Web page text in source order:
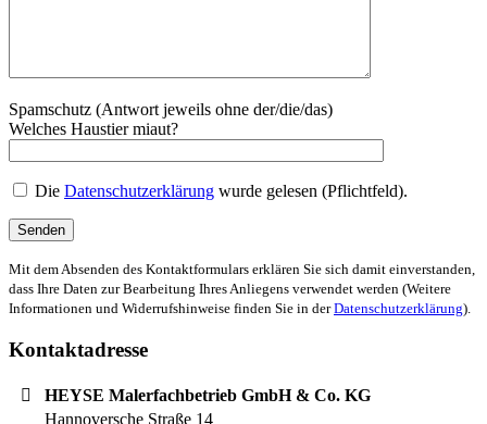
Spamschutz (Antwort jeweils ohne der/die/das)
Welches Haustier miaut?
Die Datenschutzerklärung wurde gelesen (Pflichtfeld).
Mit dem Absenden des Kontaktformulars erklären Sie sich damit einverstanden,
dass Ihre Daten zur Bearbeitung Ihres Anliegens verwendet werden (Weitere
Informationen und Widerrufshinweise finden Sie in derDatenschutzerklärung).
Kontaktadresse
HEYSE Malerfachbetrieb GmbH & Co. KG
Hannoversche Straße 14